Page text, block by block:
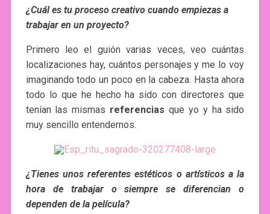
¿Cuál es tu proceso creativo cuando empiezas a
trabajar en un proyecto?
Primero leo el guión varias veces, veo cuántas
localizaciones hay, cuántos personajes y me lo voy
imaginando todo un poco en la cabeza. Hasta ahora
todo lo que he hecho ha sido con directores que
tenían las mismas referencias que yo y ha sido
muy sencillo entendernos.
¿Tienes unos referentes estéticos o artísticos a la
hora de trabajar o siempre se diferencian o
dependen de la película?